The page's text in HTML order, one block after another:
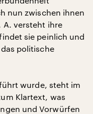
nun zwischen ihnen
A. versteht ihre
sie peinlich und
politische
wurde, steht im
Klartext, was
und Vorwürfen